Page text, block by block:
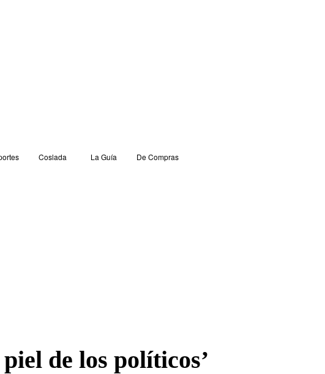
Coslada La Guía
De Compras
de los políticos’